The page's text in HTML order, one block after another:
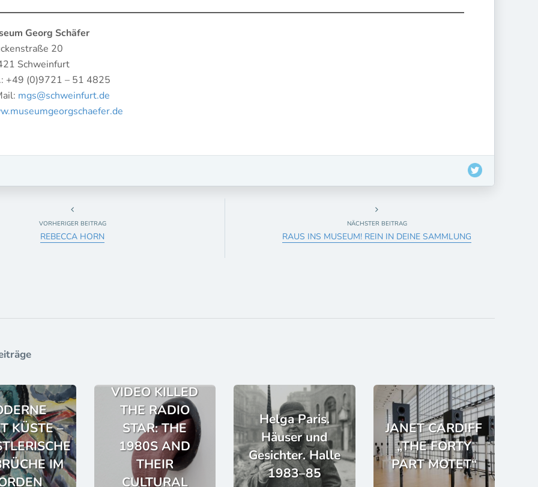
Georg Schäfer
20
Schweinfurt
+49 (0)9721 – 51 4825
mgs@schweinfurt.de
VORHERIGER BEITRAG
REBECCA HORN
NÄCHSTER BEITRAG
RAUS INS MUSEUM! REIN IN DEINE SAMMLUNG
KÜSTE –
IM
VIDEO KILLED
THE RADIO
STAR: THE
1980S AND
THEIR
CULTURAL
Helga Paris.
Häuser und
Gesichter. Halle
1983–85
JANET CARDIFF
„THE FORTY
PART MOTET“